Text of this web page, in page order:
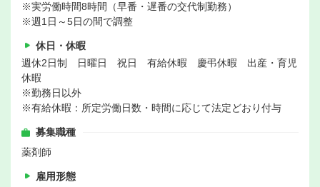
※実労働時間8時間（早番・遅番の交代制勤務）
※週1日～5日の間で調整
休日・休暇
週休2日制 日曜日 祝日 有給休暇 慶弔休暇 出産・育児
休暇
※勤務日以外
※有給休暇：所定労働日数・時間に応じて法定どおり付与
募集職種
薬剤師
雇用形態